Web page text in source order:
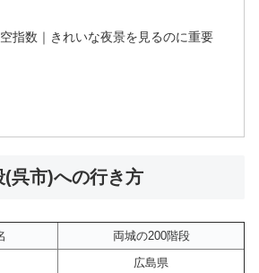
指数｜きれいな夜景を見るのに重要
(呉市)への行き方
両城の200階段
広島県